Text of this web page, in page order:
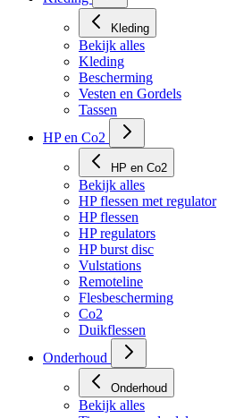
Kleding
Bekijk alles
Kleding
Bescherming
Vesten en Gordels
Tassen
HP en Co2
HP en Co2
Bekijk alles
HP flessen met regulator
HP flessen
HP regulators
HP burst disc
Vulstations
Remoteline
Flesbescherming
Co2
Duikflessen
Onderhoud
Onderhoud